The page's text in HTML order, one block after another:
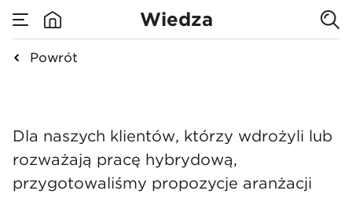
Wiedza
Powrót
poznaj nasze
rozwiązania dla
hybrydowych
Dla naszych klientów, którzy wdrożyli lub
rozważają pracę hybrydową,
przygotowaliśmy propozycje aranżacji